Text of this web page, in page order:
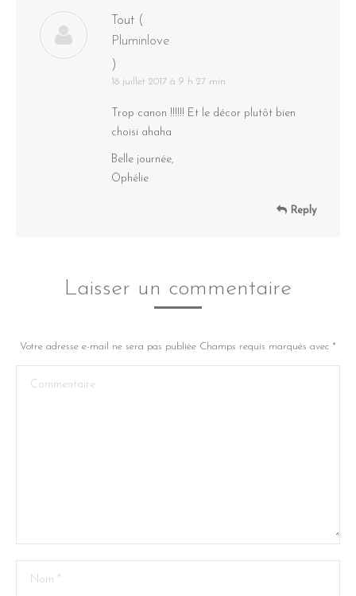
Tout (
Pluminlove
)
18 juillet 2017 à 9 h 27 min
Trop canon !!!!!! Et le décor plutôt bien
choisi ahaha
Belle journée,
Ophélie
Reply
Laisser un commentaire
Votre adresse e-mail ne sera pas publiée Champs requis marqués avec *
Commentaire
Nom *